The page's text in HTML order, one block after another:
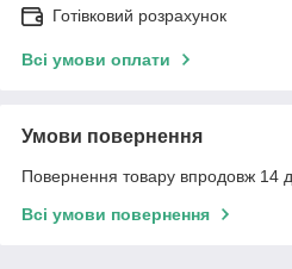
Готівковий розрахунок
Всі умови оплати
Умови повернення
Повернення товару впродовж 14
Всі умови повернення